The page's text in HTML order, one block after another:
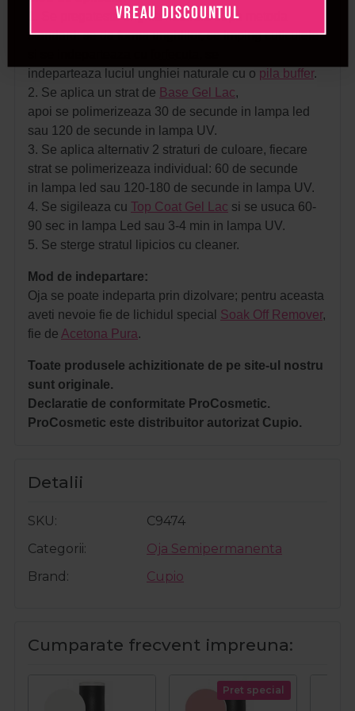
1. Se pregateste unghia naturala dupa metoda
standard: se da forma unghiilor, se imping cuticulele
indeparteaza luciul unghiei naturale cu o pila buffer.
2. Se aplica un strat de Base Gel Lac,
apoi se polimerizeaza 30 de secunde in lampa led
sau 120 de secunde in lampa UV.
3. Se aplica alternativ 2 straturi de culoare, fiecare
strat se polimerizeaza individual: 60 de secunde
in lampa led sau 120-180 de secunde in lampa UV.
4. Se sigileaza cu Top Coat Gel Lac si se usuca 60-
90 sec in lampa Led sau 3-4 min in lampa UV.
5. Se sterge stratul lipicios cu cleaner.
Mod de indepartare:
Oja se poate indeparta prin dizolvare; pentru aceasta
aveti nevoie fie de lichidul special Soak Off Remover,
fie de Acetona Pura.
Toate produsele achizitionate de pe site-ul nostru
sunt originale.
Declaratie de conformitate ProCosmetic.
ProCosmetic este distribuitor autorizat Cupio.
Detalii
SKU
C9474
Categorii
Oja Semipermanenta
Brand
Cupio
Cumparate frecvent impreuna:
Pret special
VREAU DISCOUNTUL